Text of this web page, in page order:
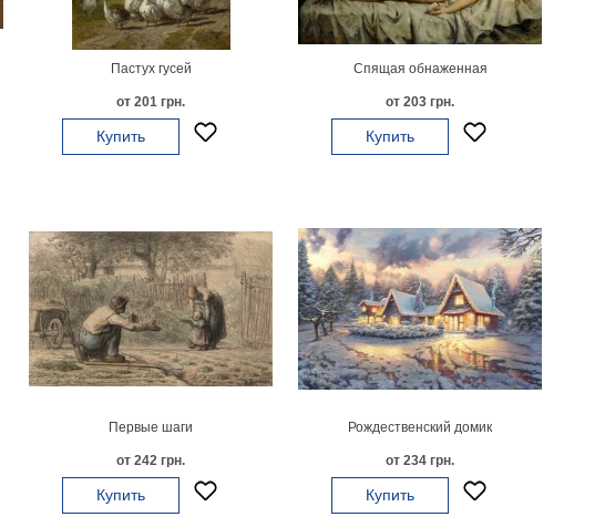
Пастух гусей
от 201 грн.
Купить
Спящая обнаженная
от 203 грн.
Купить
Первые шаги
от 242 грн.
Купить
Рождественский домик
от 234 грн.
Купить